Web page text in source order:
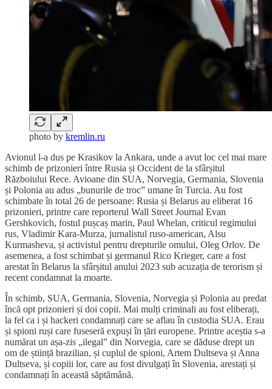
photo by kremlin.ru
Avionul l-a dus pe Krasikov la Ankara, unde a avut loc cel mai mare
schimb de prizonieri între Rusia și Occident de la sfârșitul
Războiului Rece. Avioane din SUA, Norvegia, Germania, Slovenia
și Polonia au adus „bunurile de troc” umane în Turcia. Au fost
schimbate în total 26 de persoane: Rusia și Belarus au eliberat 16
prizonieri, printre care reporterul Wall Street Journal Evan
Gershkovich, fostul pușcaș marin, Paul Whelan, criticul regimului
rus, Vladimir Kara-Murza, jurnalistul ruso-american, Alsu
Kurmasheva, și activistul pentru drepturile omului, Oleg Orlov. De
asemenea, a fost schimbat și germanul Rico Krieger, care a fost
arestat în Belarus la sfârșitul anului 2023 sub acuzația de terorism și
recent condamnat la moarte.
În schimb, SUA, Germania, Slovenia, Norvegia și Polonia au predat
încă opt prizonieri și doi copii. Mai mulți criminali au fost eliberați,
la fel ca i și hackeri condamnați care se aflau în custodia SUA. Erau
și spioni ruși care fuseseră expuși în țări europene. Printre aceștia s-a
numărat un așa-zis „ilegal” din Norvegia, care se dăduse drept un
om de știință brazilian, și cuplul de spioni, Artem Dultseva și Anna
Dultseva, și copiii lor, care au fost divulgați în Slovenia, arestați și
condamnați în această săptămână.